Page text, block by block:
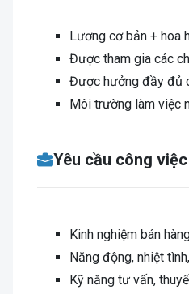
Lương cơ bản + hoa
Được tham gia các
Được hưởng đầy đủ
Môi trường làm việc
Yêu cầu công việc
Kinh nghiệm bán
Năng động, nhiệt
Kỹ năng tư vấn,